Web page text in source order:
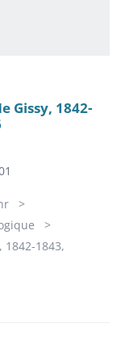
Gissy, 1842-
1843,